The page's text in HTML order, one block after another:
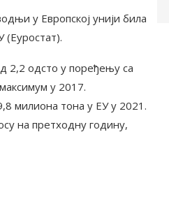
у Европској унији била
(Еуростат).
2,2 одсто у поређењу са
у 2017.
милиона тона у ЕУ у 2021.
на претходну годину,